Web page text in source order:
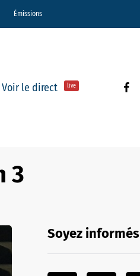
Émissions
Voir le direct live
3
Soyez informés